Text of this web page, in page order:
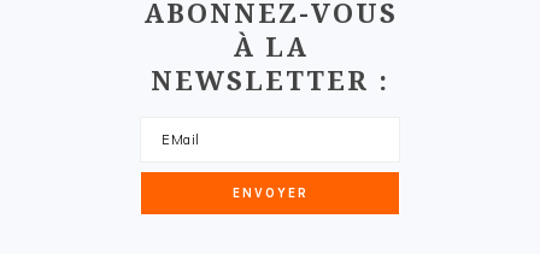
ABONNEZ-VOUS
À LA
NEWSLETTER :